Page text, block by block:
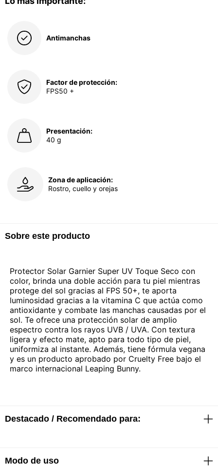
Antimanchas
Factor de protección:
FPS50 +
Presentación:
40 g
Zona de aplicación:
Rostro, cuello y orejas
Sobre este producto
Protector Solar Garnier Super UV Toque Seco con
color, brinda una doble acción para tu piel mientras
protege del sol gracias al FPS 50+, te aporta
luminosidad gracias a la vitamina C que actúa como
antioxidante y combate las manchas causadas por el
sol. Te ofrece una protección solar de amplio
espectro contra los rayos UVB / UVA. Con textura
ligera y efecto mate, apto para todo tipo de piel,
uniformiza al instante. Además, tiene fórmula vegana
y es un producto aprobado por Cruelty Free bajo el
marco internacional Leaping Bunny.
Destacado / Recomendado para:
· Protector solar de doble acción
Modo de uso